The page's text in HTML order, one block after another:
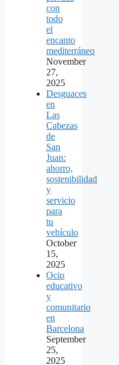
con
todo
el
encanto
mediterráneo
November
27,
2025
Desguaces
en
Las
Cabezas
de
San
Juan:
ahorro,
sostenibilidad
y
servicio
para
tu
vehículo
October
15,
2025
Ocio
educativo
y
comunitario
en
Barcelona
September
25,
2025